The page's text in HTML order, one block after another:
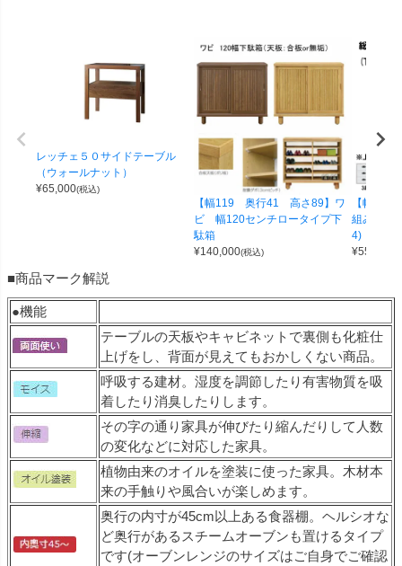
レッチェ５０サイドテーブル
（ウォールナット）
¥65,000(税込)
【幅119 奥行41 高さ89】ワ
ビ 幅120センチロータイプ下
駄箱
¥140,000(税込)
【幅100
組み合わ
4)
¥55,000
■商品マーク解説
●機能
テーブルの天板やキャビネットで裏側も化粧仕
上げをし、背面が見えてもおかしくない商品。
呼吸する建材。湿度を調節したり有害物質を吸
着したり消臭したりします。
その字の通り家具が伸びたり縮んだりして人数
の変化などに対応した家具。
植物由来のオイルを塗装に使った家具。木材本
来の手触りや風合いが楽しめます。
奥行の内寸が45cm以上ある食器棚。ヘルシオな
ど奥行があるスチームオーブンも置けるタイプ
です(オーブンレンジのサイズはご自身でご確認